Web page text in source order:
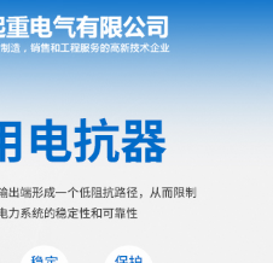
网站首页
电阻柜
电抗器